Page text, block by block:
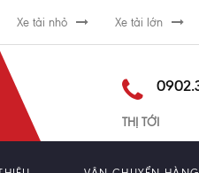
Xe tải nhỏ Xe tải lớn
THỊ TỚI